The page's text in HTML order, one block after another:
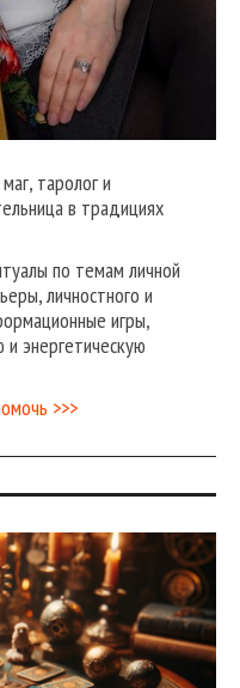
таролог и
в традициях
по темам личной
личностного и
игры,
энергетическую
>>>